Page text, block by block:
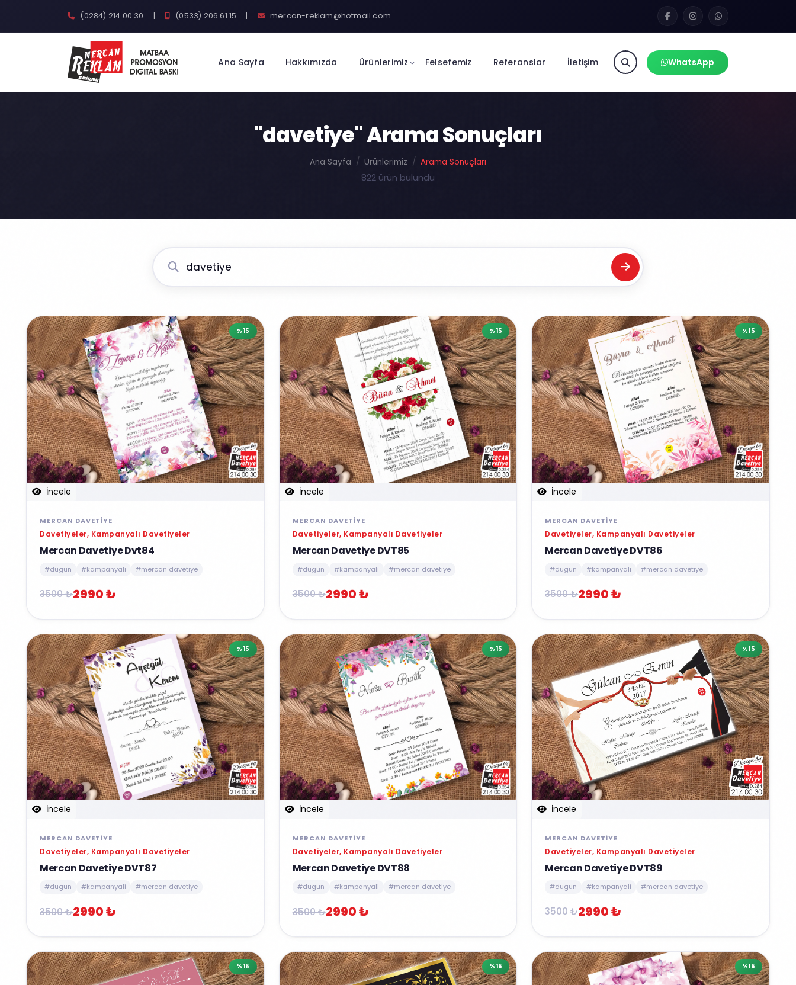
(0284) 214 00 30 | (0533) 206 61 15 | mercan-reklam@hotmail.com
Ana Sayfa Hakkımızda Ürünlerimiz Felsefemiz Referanslar İletişim WhatsApp
"davetiye" Arama Sonuçları
Ana Sayfa Ürünlerimiz Arama Sonuçları
822 ürün bulundu
İncele
%15
MERCAN DAVETIYE
Davetiyeler, Kampanyalı Davetiyeler
Mercan Davetiye Dvt84
#dugun #kampanyali #mercan davetiye
3500 ₺2990 ₺
İncele
%15
MERCAN DAVETIYE
Davetiyeler, Kampanyalı Davetiyeler
Mercan Davetiye DVT85
#dugun #kampanyali #mercan davetiye
3500 ₺2990 ₺
İncele
%15
MERCAN DAVETIYE
Davetiyeler, Kampanyalı Davetiyeler
Mercan Davetiye DVT86
#dugun #kampanyali #mercan davetiye
3500 ₺2990 ₺
İncele
%15
MERCAN DAVETIYE
Davetiyeler, Kampanyalı Davetiyeler
Mercan Davetiye DVT87
#dugun #kampanyali #mercan davetiye
3500 ₺2990 ₺
İncele
%15
MERCAN DAVETIYE
Davetiyeler, Kampanyalı Davetiyeler
Mercan Davetiye DVT88
#dugun #kampanyali #mercan davetiye
3500 ₺2990 ₺
İncele
%15
MERCAN DAVETIYE
Davetiyeler, Kampanyalı Davetiyeler
Mercan Davetiye DVT89
#dugun #kampanyali #mercan davetiye
3500 ₺2990 ₺
%15 %15 %15